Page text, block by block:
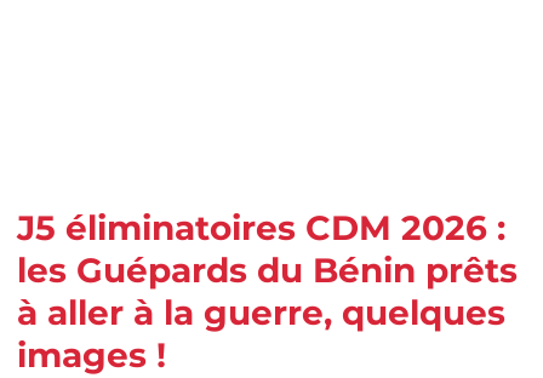
J5 éliminatoires CDM 2026 :
les Guépards du Bénin prêts
à aller à la guerre, quelques
images !